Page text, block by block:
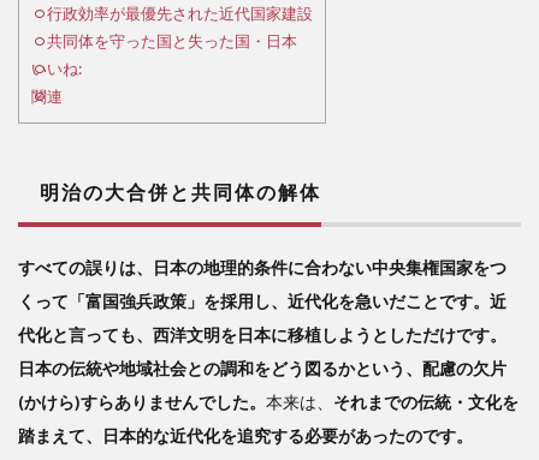
共同
体の
2
行
最優
先さ
近代
国家
建設
3
共
を守
行政効率が最優先された近代国家建設
共同体を守った国と失った国・日本
いいね:
関連
明治の大合併と共同体の解体
すべての誤りは、日本の地理的条件に合わない中央集権国家をつ
くって「富国強兵政策」を採用し、近代化を急いだことです。近
代化と言っても、西洋文明を日本に移植しようとしただけです。
日本の伝統や地域社会との調和をどう図るかという、配慮の欠片
(かけら)すらありませんでした。 本来は、 それまでの伝統・文化を
踏まえて、日本的な近代化を追究する必要があったのです。